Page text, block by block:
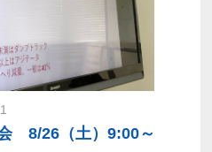
8/26（土）9:00～